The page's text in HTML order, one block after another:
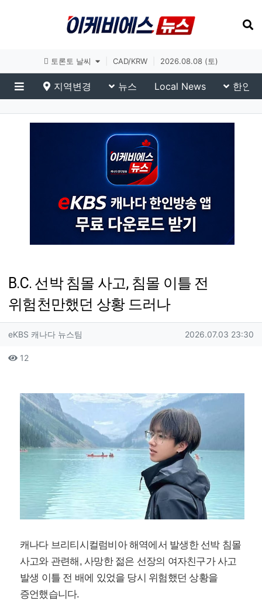
토론토 날씨 CAD/KRW 2026.08.08 (토)
메뉴
지역변경 뉴스 Local News 한인
eKBS News
B.C. 선박 침몰 사고, 침몰 이틀 전
위험천만했던 상황 드러나
작성자 정보
eKBS 캐나다 뉴스팀 작성일
2026.07.03 23:30
컨텐츠 정보
12조회
캐나다 브리티시컬럼비아 해역에서 발생한 선박 침몰
사고와 관련해, 사망한 젊은 선장의 여자친구가 사고
발생 이틀 전 배에 있었을 당시 위험했던 상황을
증언했습니다.